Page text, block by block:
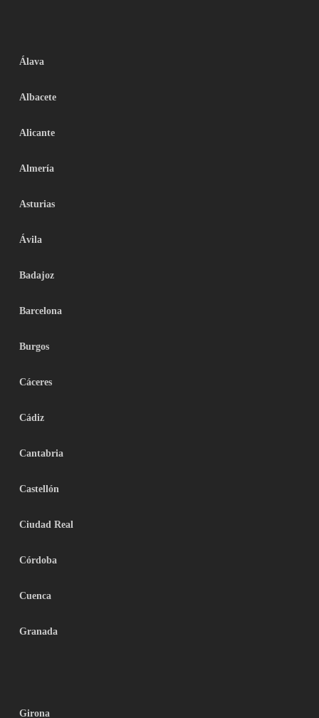
Álava
Albacete
Alicante
Almería
Asturias
Ávila
Badajoz
Barcelona
Burgos
Cáceres
Cádiz
Cantabria
Castellón
Ciudad Real
Córdoba
Cuenca
Granada
Girona